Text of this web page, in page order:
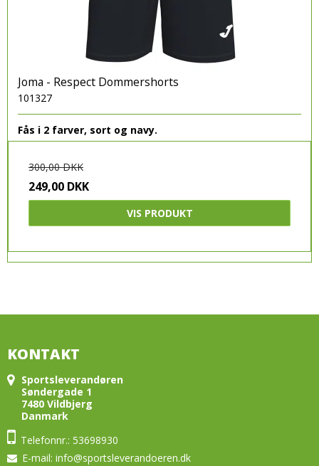
Joma - Respect Dommershorts
101327
Fås i 2 farver, sort og navy.
300,00 DKK
249,00 DKK
VIS PRODUKT
KONTAKT
Sportsleverandøren
Søndergade 1
7480 Vildbjerg
Danmark
Telefonnr.: 53698930
E-mail: info@sportsleverandoeren.dk